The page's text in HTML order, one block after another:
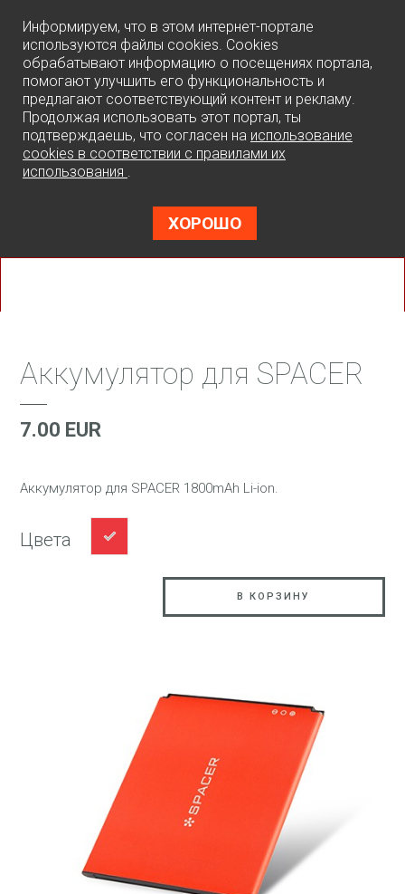
Информируем, что в этом интернет-портале
используются файлы cookies. Cookies
обрабатывают информацию о посещениях портала,
помогают улучшить его функциональность и
предлагают соответствующий контент и рекламу.
Продолжая использовать этот портал, ты
подтверждаешь, что согласен на использование
cookies в соответствии с правилами их
использования .
ХОРОШО
Аккумулятор для SPACER
7.00 EUR
Аккумулятор для SPACER 1800mAh Li-ion.
Цвета
В КОРЗИНУ